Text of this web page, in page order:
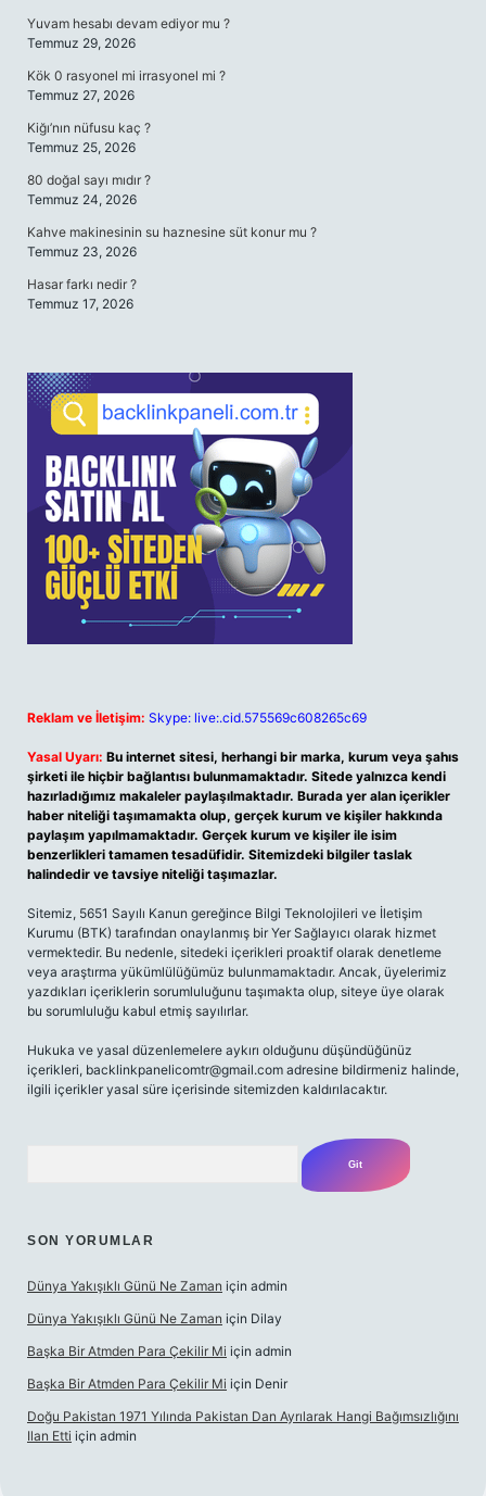
Yuvam hesabı devam ediyor mu ?
Temmuz 29, 2026
Kök 0 rasyonel mi irrasyonel mi ?
Temmuz 27, 2026
Kiğı’nın nüfusu kaç ?
Temmuz 25, 2026
80 doğal sayı mıdır ?
Temmuz 24, 2026
Kahve makinesinin su haznesine süt konur mu ?
Temmuz 23, 2026
Hasar farkı nedir ?
Temmuz 17, 2026
Reklam ve İletişim: Skype: live:.cid.575569c608265c69
Yasal Uyarı: Bu internet sitesi, herhangi bir marka, kurum veya şahıs
şirketi ile hiçbir bağlantısı bulunmamaktadır. Sitede yalnızca kendi
hazırladığımız makaleler paylaşılmaktadır. Burada yer alan içerikler
haber niteliği taşımamakta olup, gerçek kurum ve kişiler hakkında
paylaşım yapılmamaktadır. Gerçek kurum ve kişiler ile isim
benzerlikleri tamamen tesadüfidir. Sitemizdeki bilgiler taslak
halindedir ve tavsiye niteliği taşımazlar.
Sitemiz, 5651 Sayılı Kanun gereğince Bilgi Teknolojileri ve İletişim
Kurumu (BTK) tarafından onaylanmış bir Yer Sağlayıcı olarak hizmet
vermektedir. Bu nedenle, sitedeki içerikleri proaktif olarak denetleme
veya araştırma yükümlülüğümüz bulunmamaktadır. Ancak, üyelerimiz
yazdıkları içeriklerin sorumluluğunu taşımakta olup, siteye üye olarak
bu sorumluluğu kabul etmiş sayılırlar.
Hukuka ve yasal düzenlemelere aykırı olduğunu düşündüğünüz
içerikleri, backlinkpanelicomtr@gmail.com adresine bildirmeniz halinde,
ilgili içerikler yasal süre içerisinde sitemizden kaldırılacaktır.
SON YORUMLAR
Dünya Yakışıklı Günü Ne Zaman için admin
Dünya Yakışıklı Günü Ne Zaman için Dilay
Başka Bir Atmden Para Çekilir Mi için admin
Başka Bir Atmden Para Çekilir Mi için Denir
Doğu Pakistan 1971 Yılında Pakistan Dan Ayrılarak Hangi Bağımsızlığını
Ilan Etti için admin